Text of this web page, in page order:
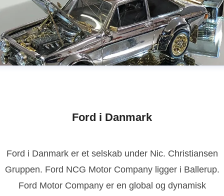
Ford i Danmark
Ford i Danmark er et selskab under Nic. Christiansen
Gruppen. Ford NCG Motor Company ligger i Ballerup.
Ford Motor Company er en global og dynamisk